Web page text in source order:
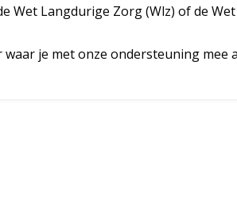
Wet Langdurige Zorg (Wlz) of de Wet
je met onze ondersteuning mee